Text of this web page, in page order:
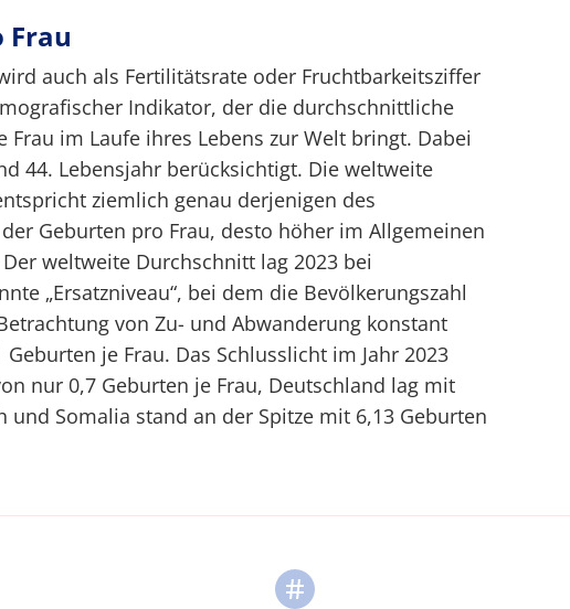
Frau
auch als Fertilitätsrate oder Fruchtbarkeitsziffer
Indikator, der die durchschnittliche
im Laufe ihres Lebens zur Welt bringt. Dabei
44. Lebensjahr berücksichtigt. Die weltweite
ziemlich genau derjenigen des
Geburten pro Frau, desto höher im Allgemeinen
weltweite Durchschnitt lag 2023 bei
„Ersatzniveau“, bei dem die Bevölkerungszahl
von Zu- und Abwanderung konstant
je Frau. Das Schlusslicht im Jahr 2023
nur 0,7 Geburten je Frau, Deutschland lag mit
Somalia stand an der Spitze mit 6,13 Geburten